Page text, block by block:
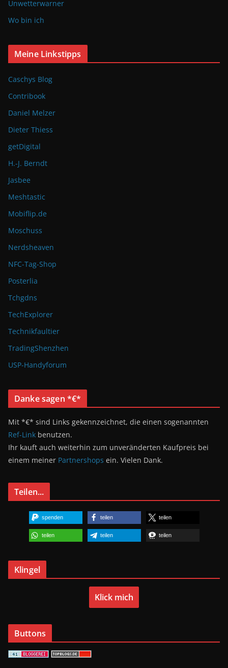
Unwetterwarner
Wo bin ich
Meine Linkstipps
Caschys Blog
Contribook
Daniel Melzer
Dieter Thiess
getDigital
H.-J. Berndt
Jasbee
Meshtastic
Mobiflip.de
Moschuss
Nerdsheaven
NFC-Tag-Shop
Posterlia
Tchgdns
TechExplorer
Technikfaultier
TradingShenzhen
USP-Handyforum
Danke sagen *€*
Mit *€* sind Links gekennzeichnet, die einen sogenannten
Ref-Link benutzen.
Ihr kauft auch weiterhin zum unveränderten Kaufpreis bei
einem meiner Partnershops ein. Vielen Dank.
Teilen...
spenden teilen teilen
teilen teilen teilen
Klingel
Klick mich
Buttons